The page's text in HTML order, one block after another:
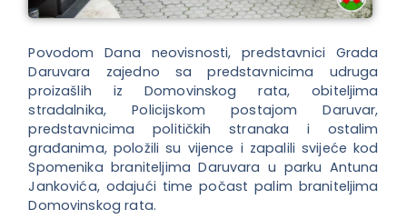
Povodom Dana neovisnosti, predstavnici Grada
Daruvara zajedno sa predstavnicima udruga
proizašlih iz Domovinskog rata, obiteljima
stradalnika, Policijskom postajom Daruvar,
predstavnicima političkih stranaka i ostalim
građanima, položili su vijence i zapalili svijeće kod
Spomenika braniteljima Daruvara u parku Antuna
Jankovića, odajući time počast palim braniteljima
Domovinskog rata.